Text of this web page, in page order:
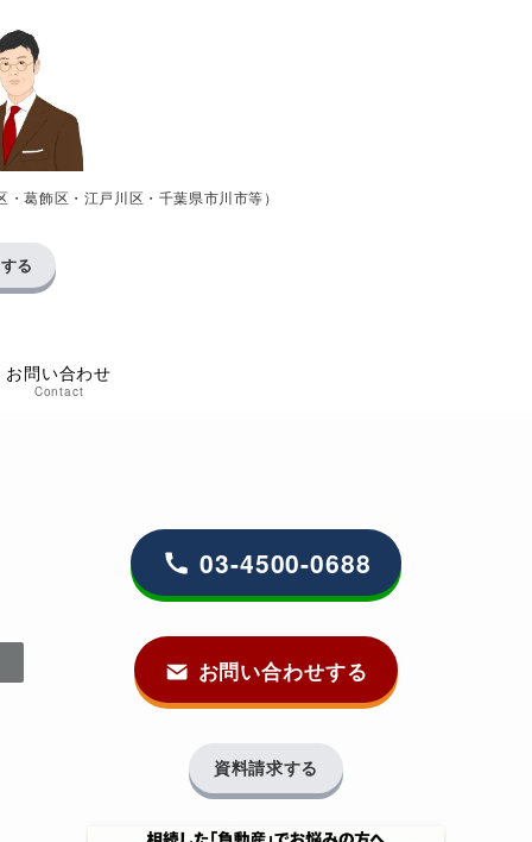
葛飾区・江戸川区・千葉県市川市等）
お問い合わせ
Contact
る
03-4500-0688
お問い合わせする
資料請求する